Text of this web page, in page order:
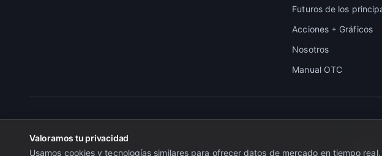
Futuros de los
Acciones + Gráficos
Nosotros
Manual OTC
Valoramos tu privacidad
Usamos cookies y tecnologías similares para ofrecer datos de mercado en tiempo